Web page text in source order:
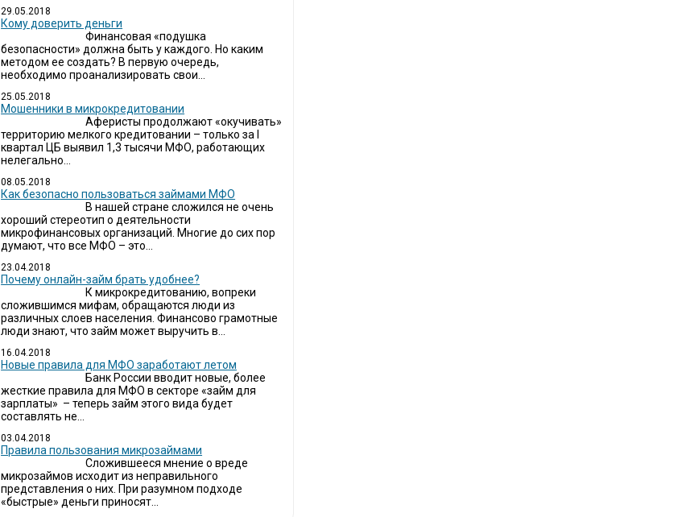
29.05.2018
Кому доверить деньги
Финансовая «подушка
безопасности» должна быть у каждого. Но каким
методом ее создать? В первую очередь,
необходимо проанализировать свои...
25.05.2018
Мошенники в микрокредитовании
Аферисты продолжают «окучивать»
территорию мелкого кредитовании – только за I
квартал ЦБ выявил 1,3 тысячи МФО, работающих
нелегально...
08.05.2018
Как безопасно пользоваться займами МФО
В нашей стране сложился не очень
хороший стереотип о деятельности
микрофинансовых организаций. Многие до сих пор
думают, что все МФО – это...
23.04.2018
Почему онлайн-займ брать удобнее?
К микрокредитованию, вопреки
сложившимся мифам, обращаются люди из
различных слоев населения. Финансово грамотные
люди знают, что займ может выручить в...
16.04.2018
Новые правила для МФО заработают летом
Банк России вводит новые, более
жесткие правила для МФО в секторе «займ для
зарплаты» – теперь займ этого вида будет
составлять не...
03.04.2018
​Правила пользования микрозаймами
Сложившееся мнение о вреде
микрозаймов исходит из неправильного
представления о них. При разумном подходе
«быстрые» деньги приносят...